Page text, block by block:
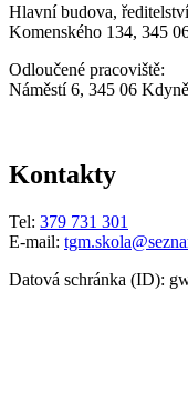
Hlavní budova,
Komenského 134, 345
Odloučené pracoviště:
Náměstí 6, 345 06 Kdyně
Kontakty
Tel: 379 731 301
E-mail:
Datová schránka (ID):